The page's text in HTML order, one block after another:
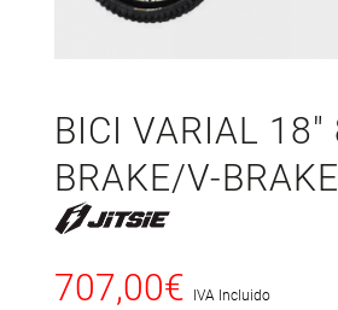
BICI VARIAL 18″ 840MM V-
BRAKE/V-BRAKE
707,00€ IVA Incluido